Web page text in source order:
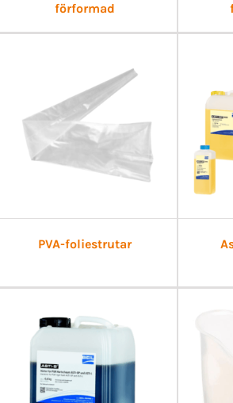
förformad
PVA-foliestrutar